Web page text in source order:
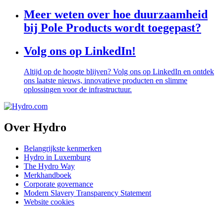
Meer weten over hoe duurzaamheid
bij Pole Products wordt toegepast?
Volg ons op LinkedIn!
Altijd op de hoogte blijven? Volg ons op LinkedIn en ontdek
ons laatste nieuws, innovatieve producten en slimme
oplossingen voor de infrastructuur.
Over Hydro
Belangrijkste kenmerken
Hydro in Luxemburg
The Hydro Way
Merkhandboek
Corporate governance
Modern Slavery Transparency Statement
Website cookies